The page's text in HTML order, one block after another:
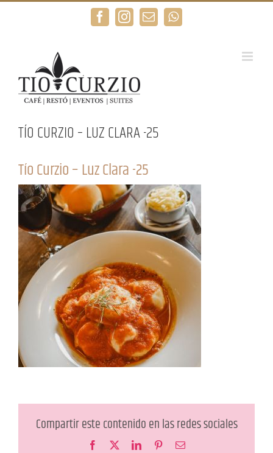
Facebook
Instagram
Correo
electrónico
WhatsApp
TÍO CURZIO – LUZ CLARA -25
Tío Curzio – Luz Clara -25
Compartir este contenido en las redes sociales
Facebook LinkedInPinterestCorreo